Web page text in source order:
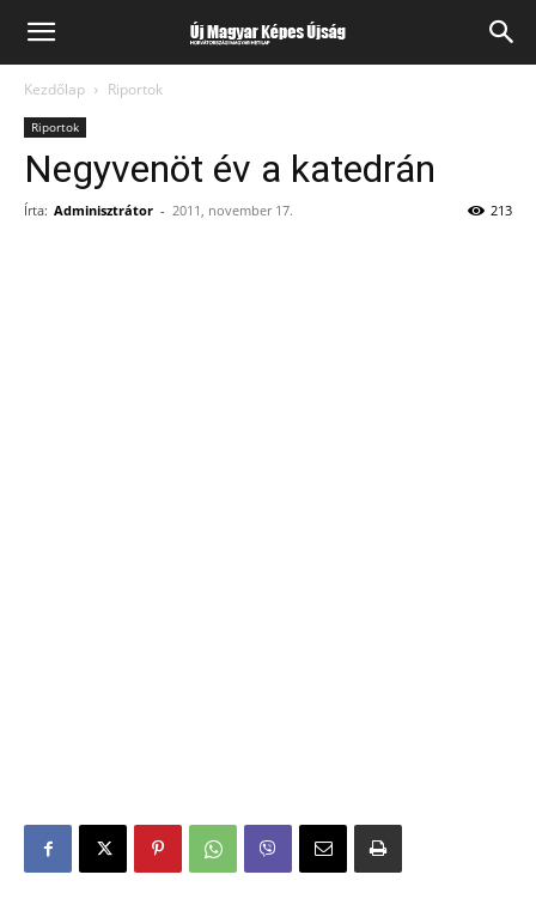
Kezdőlap Riportok
Riportok
Negyvenöt év a katedrán
Írta: Adminisztrátor - 2011, november 17. 213